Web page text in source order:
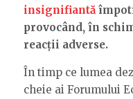
insignifiantă
provocând, în
reacții adverse.
În timp ce lumea
cheie ai Forumului